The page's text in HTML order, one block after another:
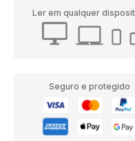
Ler em qualquer
Seguro e protegido